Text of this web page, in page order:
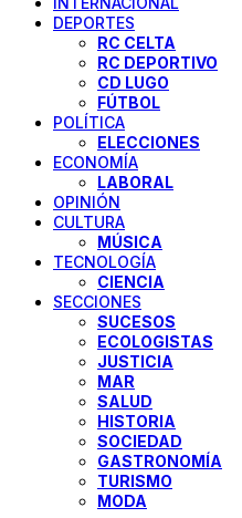
DEPORTES
RC CELTA
RC DEPORTIVO
CD LUGO
FÚTBOL
POLÍTICA
ELECCIONES
ECONOMÍA
LABORAL
OPINIÓN
CULTURA
MÚSICA
TECNOLOGÍA
CIENCIA
SECCIONES
SUCESOS
ECOLOGISTAS
JUSTICIA
MAR
SALUD
HISTORIA
SOCIEDAD
GASTRONOMÍA
TURISMO
MODA